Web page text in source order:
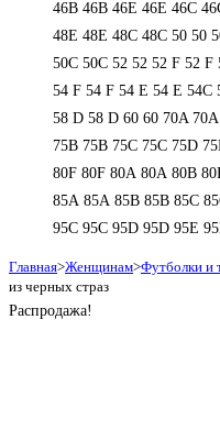
46В 46В 46Е 46Е 46С
48Е 48Е 48С 48С 50 50
50С 50С 52 52 52 F 52 F
54 F 54 F 54 Е 54 Е 54C
58 D 58 D 60 60 70A 70A
75B 75B 75C 75C 75D
80F 80F 80А 80А 80В
85А 85А 85В 85В 85С
95C 95C 95D 95D 95E
Главная>Женщинам>Футболки и
из черных страз
Распродажа!